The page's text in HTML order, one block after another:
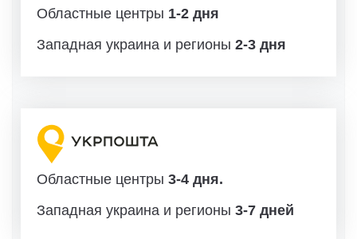
Областные центры 1-2 дня
Западная украина и регионы 2-3 дня
Областные центры 3-4 дня.
Западная украина и регионы 3-7 дней